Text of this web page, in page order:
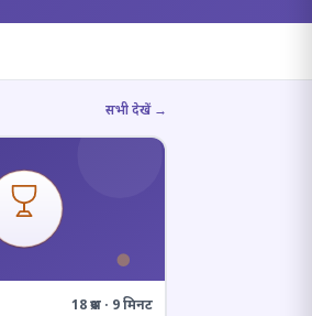
सभी देखें →
18 प्रश्न · 9 मिनट